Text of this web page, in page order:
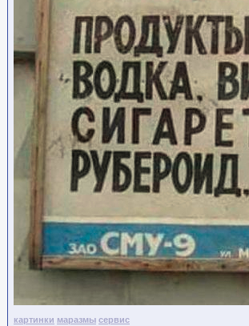
картинки маразмы сервис